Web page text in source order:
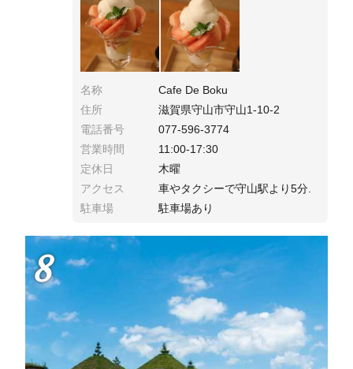
名称
Cafe De Boku
住所
滋賀県守山市守山1-10-2
電話番号
077-596-3774
営業時間
11:00-17:30
定休日
木曜
アクセス
車やタクシーで守山駅より5分.
駐車場
駐車場あり
8